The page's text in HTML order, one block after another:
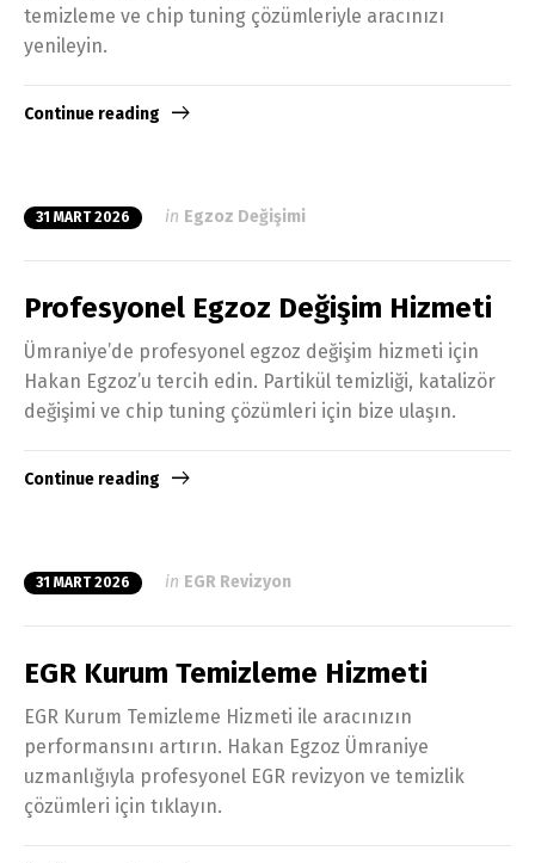
temizleme ve chip tuning çözümleriyle aracınızı
yenileyin.
Continue reading
31 MART 2026 in Egzoz Değişimi
Profesyonel Egzoz Değişim Hizmeti
Ümraniye’de profesyonel egzoz değişim hizmeti için
Hakan Egzoz’u tercih edin. Partikül temizliği, katalizör
değişimi ve chip tuning çözümleri için bize ulaşın.
Continue reading
31 MART 2026 in EGR Revizyon
EGR Kurum Temizleme Hizmeti
EGR Kurum Temizleme Hizmeti ile aracınızın
performansını artırın. Hakan Egzoz Ümraniye
uzmanlığıyla profesyonel EGR revizyon ve temizlik
çözümleri için tıklayın.